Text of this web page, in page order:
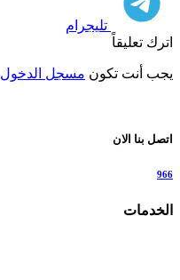
تليجرام
اترك تعليقاً
يجب أنت تكون مسجل الدخول
اتصل بنا الان
966
الخدمات